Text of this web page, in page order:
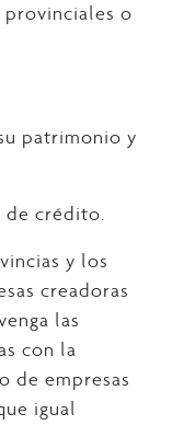
provinciales o
patrimonio y
de crédito.
y los
creadoras
las
con la
de empresas
igual